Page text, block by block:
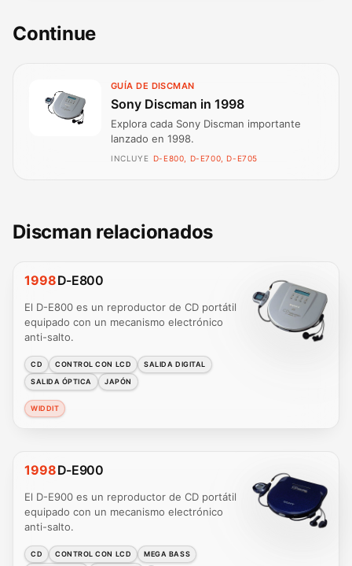
Continue
GUÍA DE DISCMAN
Sony Discman in 1998
Explora cada Sony Discman importante
lanzado en 1998.
INCLUYE D-E800, D-E700, D-E705
Discman relacionados
1998D-E800
El D-E800 es un reproductor de CD portátil
equipado con un mecanismo electrónico
anti-salto.
CD CONTROL CON LCD
SALIDA DIGITAL
SALIDA ÓPTICA
JAPÓN
WIDDIT
1998D-E900
El D-E900 es un reproductor de CD portátil
equipado con un mecanismo electrónico
anti-salto.
CD CONTROL CON LCD
MEGA BASS